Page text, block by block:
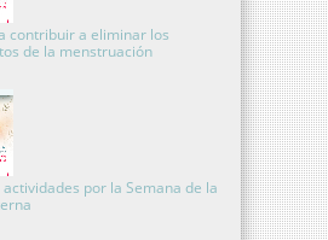
contribuir a eliminar los
de la menstruación
por la Semana de la